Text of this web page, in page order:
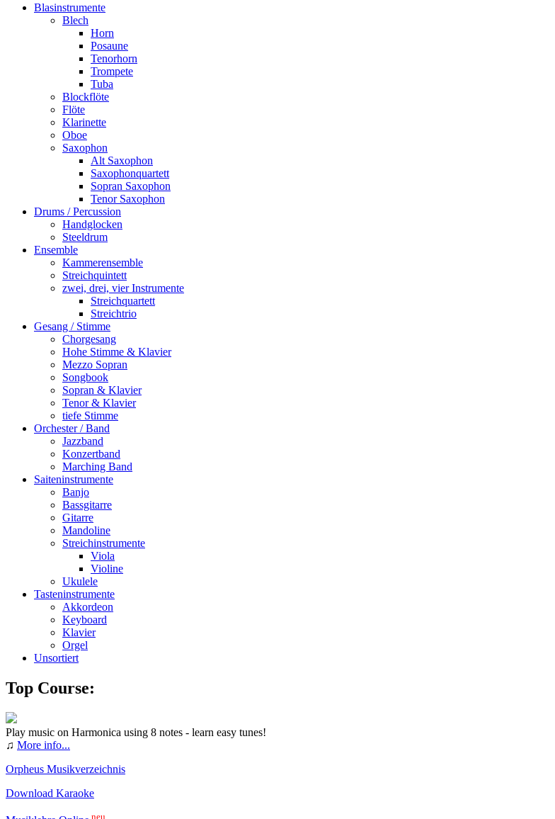
Blasinstrumente
Blech
Horn
Posaune
Tenorhorn
Trompete
Tuba
Blockflöte
Flöte
Klarinette
Oboe
Saxophon
Alt Saxophon
Saxophonquartett
Sopran Saxophon
Tenor Saxophon
Drums / Percussion
Handglocken
Steeldrum
Ensemble
Kammerensemble
Streichquintett
zwei, drei, vier Instrumente
Streichquartett
Streichtrio
Gesang / Stimme
Chorgesang
Hohe Stimme & Klavier
Mezzo Sopran
Songbook
Sopran & Klavier
Tenor & Klavier
tiefe Stimme
Orchester / Band
Jazzband
Konzertband
Marching Band
Saiteninstrumente
Banjo
Bassgitarre
Gitarre
Mandoline
Streichinstrumente
Viola
Violine
Ukulele
Tasteninstrumente
Akkordeon
Keyboard
Klavier
Orgel
Unsortiert
Top Course:
Play music on Harmonica using 8 notes - learn easy tunes!
♫ More info...
Orpheus Musikverzeichnis
Download Karaoke
neu